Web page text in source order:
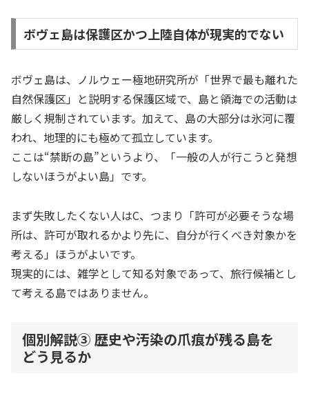
ボヴェ島は保護区かつ上陸自体が現実的でない
ボヴェ島は、ノルウェー極地研究所が「世界で最も離れた
自然保護区」と説明する保護区域で、島と領海での活動は
厳しく規制されています。加えて、島の大部分は氷河に覆
われ、地理的にも極めて孤立しています。
ここは“禁断の島”というより、「一般の人が行こうと発想
しないほうがよい島」です。
まず失敗したくない人はC、つまり「許可が必要そうな場
所は、許可が取れるかより先に、自分が行くべき対象かを
考える」ほうがよいです。
現実的には、雑学として知る対象であって、旅行候補とし
て考える島ではありません。
個別解説③ 歴史や汚染の爪痕が残る島を
どう見るか